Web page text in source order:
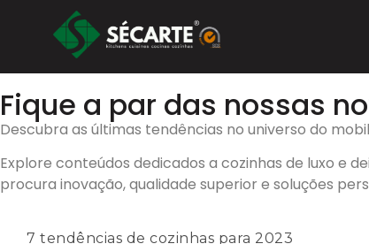
Posts tagged "mobiliário europeu."
Fique a par das nossas
Descubra as últimas tendências no universo do
Explore conteúdos dedicados a cozinhas de luxo e
procura inovação, qualidade superior e soluções
7 tendências de cozinhas para 2023